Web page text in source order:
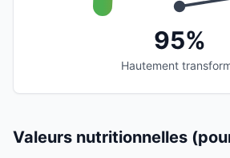
95%
Hautement
Valeurs nutritionnelles